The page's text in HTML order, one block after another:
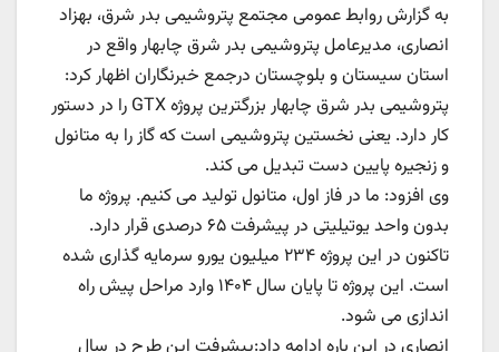
به گزارش روابط عمومی مجتمع پتروشیمی بدر شرق، بهزاد
انصاری، مدیرعامل پتروشیمی بدر شرق چابهار واقع در
استان سیستان و بلوچستان درجمع خبرنگاران اظهار کرد:
پتروشیمی بدر شرق چابهار بزرگترین پروژه GTX را در دستور
کار دارد. یعنی نخستین پتروشیمی است که گاز را به متانول
و زنجیره پایین دست تبدیل می کند.
وی افزود: ما در فاز اول، متانول تولید می کنیم. پروژه ما
بدون واحد یوتیلیتی در پیشرفت ۶۵ درصدی قرار دارد.
تاکنون در این پروژه ۲۳۴ میلیون یورو سرمایه گذاری شده
است. این پروژه تا پایان سال ۱۴۰۴ وارد مراحل پیش راه
اندازی می شود.